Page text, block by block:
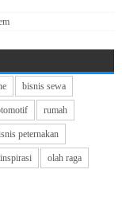
bisnis sewa
rumah
peternakan
inspirasi olah raga